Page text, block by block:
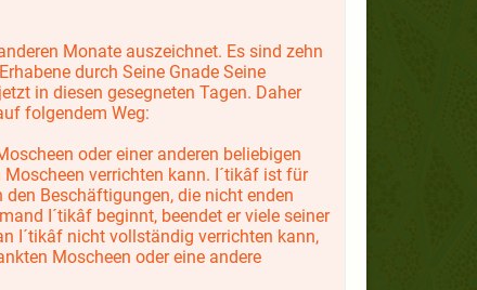
Monate auszeichnet. Es sind zehn
durch Seine Gnade Seine
in diesen gesegneten Tagen. Daher
folgendem Weg:
oder einer anderen beliebigen
verrichten kann. I´tikâf ist für
Beschäftigungen, die nicht enden
I´tikâf beginnt, beendet er viele seiner
I´tikâf nicht vollständig verrichten kann,
Moscheen oder eine andere